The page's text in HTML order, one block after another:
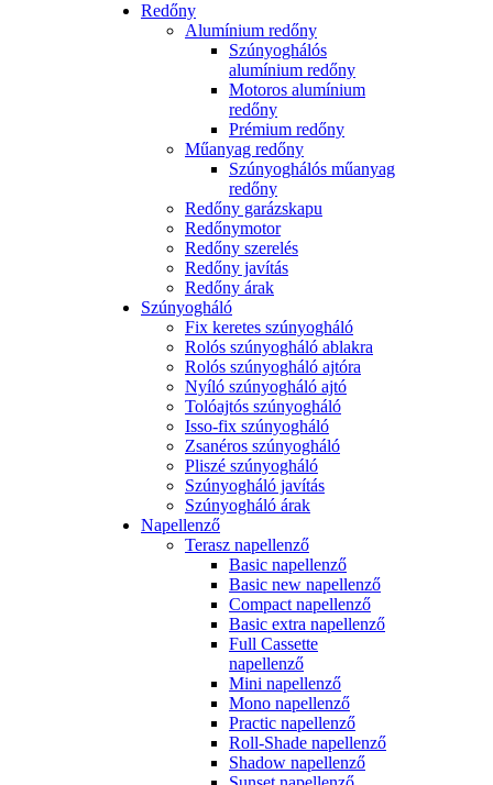
Redőny
Alumínium redőny
Szúnyoghálós
alumínium redőny
Motoros alumínium
redőny
Prémium redőny
Műanyag redőny
Szúnyoghálós műanyag
redőny
Redőny garázskapu
Redőnymotor
Redőny szerelés
Redőny javítás
Redőny árak
Szúnyogháló
Fix keretes szúnyogháló
Rolós szúnyogháló ablakra
Rolós szúnyogháló ajtóra
Nyíló szúnyogháló ajtó
Tolóajtós szúnyogháló
Isso-fix szúnyogháló
Zsanéros szúnyogháló
Pliszé szúnyogháló
Szúnyogháló javítás
Szúnyogháló árak
Napellenző
Terasz napellenző
Basic napellenző
Basic new napellenző
Compact napellenző
Basic extra napellenző
Full Cassette
napellenző
Mini napellenző
Mono napellenző
Practic napellenző
Roll-Shade napellenző
Shadow napellenző